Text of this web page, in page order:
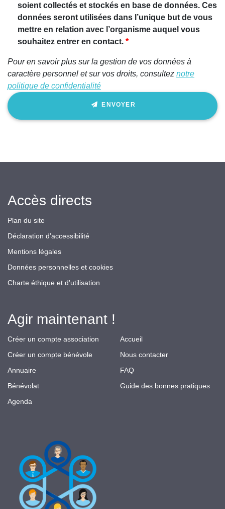
soient collectés et stockés en base de données. Ces
données seront utilisées dans l’unique but de vous
mettre en relation avec l’organisme auquel vous
souhaitez entrer en contact.
Pour en savoir plus sur la gestion de vos données à
caractère personnel et sur vos droits, consultez notre
politique de confidentialité
ENVOYER
Accès directs
Plan du site
Déclaration d’accessibilité
Mentions légales
Données personnelles et cookies
Charte éthique et d'utilisation
Agir maintenant !
Créer un compte association
Créer un compte bénévole
Annuaire
Bénévolat
Agenda
Accueil
Nous contacter
FAQ
Guide des bonnes pratiques